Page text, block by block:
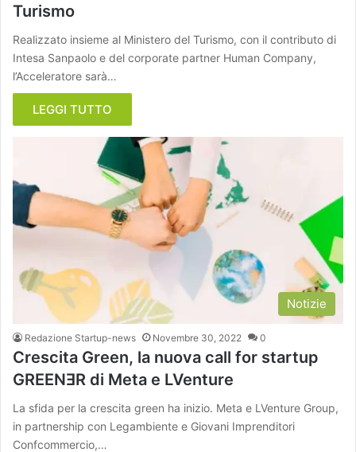
Turismo
Realizzato insieme al Ministero del Turismo, con il contributo di
Intesa Sanpaolo e del corporate partner Human Company,
l’Acceleratore sarà…
LEGGI TUTTO
Notizie
Redazione Startup-news Novembre 30, 2022 0
Crescita Green, la nuova call for startup
GREENƎR di Meta e LVenture
La sfida per la crescita green ha inizio. Meta e LVenture Group,
in partnership con Legambiente e Giovani Imprenditori
Confcommercio,…